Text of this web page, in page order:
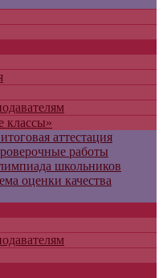
классы»
аттестация
работы
школьников
оценки качества